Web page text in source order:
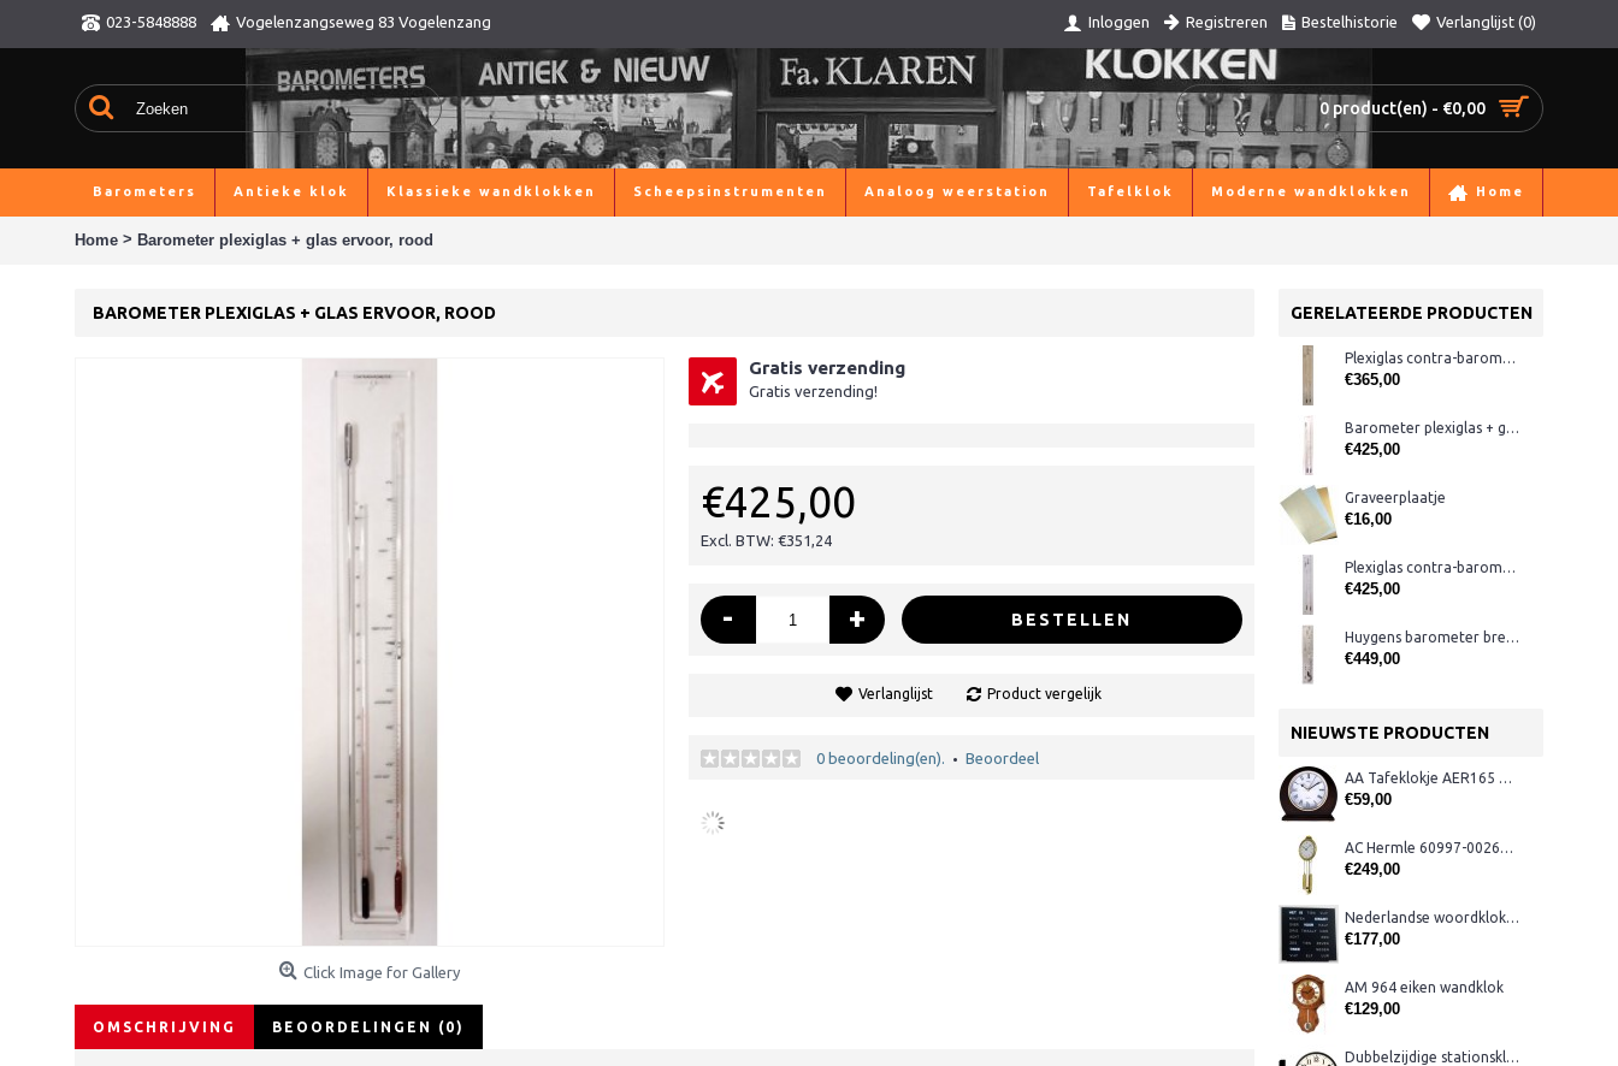
023-5848888 Vogelenzangseweg 83 Vogelenzang Inloggen Registreren Bestelhistorie Verlanglijst (0)
0 product(en) - €0,00
Barometers Antieke klok Klassieke wandklokken Scheepsinstrumenten Analoog weerstation Tafelklok Moderne wandklokken Home
Home > Barometer plexiglas + glas ervoor, rood
GERELATEERDE PRODUCTEN
Plexiglas contra-barometer TH zwart
€365,00
Barometer plexiglas + glas ervoor, blauw
€425,00
Graveerplaatje
€16,00
Plexiglas contra-barometer met glas, rood
€425,00
Huygens barometer breed, zwart
€449,00
NIEUWSTE PRODUCTEN
AA Tafeklokje AER165 noten
€59,00
AC Hermle 60997-00261 wandklok
€249,00
Nederlandse woordklok zwart AMS 1265
€177,00
AM 964 eiken wandklok
€129,00
Dubbelzijdige stationsklok metaal 1879
BAROMETER PLEXIGLAS + GLAS ERVOOR, ROOD
Click Image for Gallery
Gratis verzending
Gratis verzending!
€425,00
Excl. BTW: €351,24
- + BESTELLEN
Verlanglijst Product vergelijk
0 beoordeling(en). • Beoordeel
OMSCHRIJVING BEOORDELINGEN (0)